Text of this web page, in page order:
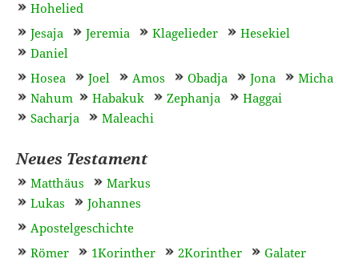
Hohelied
Jesaja
Jeremia Klagelieder
Hesekiel
Daniel
Hosea
Joel Amos Obadja Jona
Micha
Nahum
Habakuk Zephanja
Haggai
Sacharja
Maleachi
Neues Testament
Matthäus
Markus
Lukas
Johannes
Apostelgeschichte
Römer
1Korinther 2Korinther
Galater